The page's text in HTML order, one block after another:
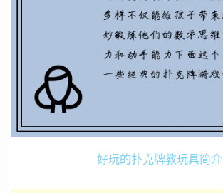
好玩的扑克牌教玩具简介